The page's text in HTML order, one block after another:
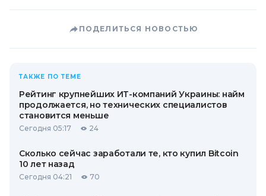
ПОДЕЛИТЬСЯ НОВОСТЬЮ
ТАКЖЕ ПО ТЕМЕ
Рейтинг крупнейших ИТ-компаний Украины: найм
продолжается, но технических специалистов
становится меньше
Сегодня 05:17 24
Сколько сейчас заработали те, кто купил Bitcoin
10 лет назад
Сегодня 04:21 70